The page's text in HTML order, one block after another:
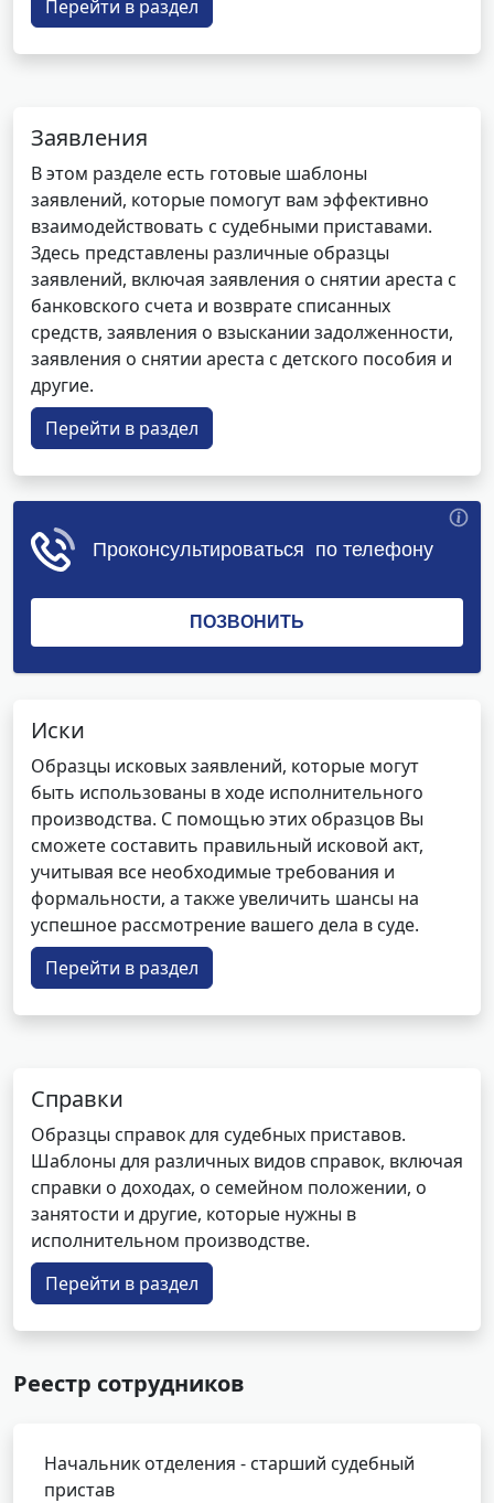
Перейти в раздел
Заявления
В этом разделе есть готовые шаблоны
заявлений, которые помогут вам эффективно
взаимодействовать с судебными приставами.
Здесь представлены различные образцы
заявлений, включая заявления о снятии ареста с
банковского счета и возврате списанных
средств, заявления о взыскании задолженности,
заявления о снятии ареста с детского пособия и
другие.
Перейти в раздел
Иски
Образцы исковых заявлений, которые могут
быть использованы в ходе исполнительного
производства. С помощью этих образцов Вы
сможете составить правильный исковой акт,
учитывая все необходимые требования и
формальности, а также увеличить шансы на
успешное рассмотрение вашего дела в суде.
Перейти в раздел
Справки
Образцы справок для судебных приставов.
Шаблоны для различных видов справок, включая
справки о доходах, о семейном положении, о
занятости и другие, которые нужны в
исполнительном производстве.
Перейти в раздел
Реестр сотрудников
Начальник отделения - старший судебный
пристав